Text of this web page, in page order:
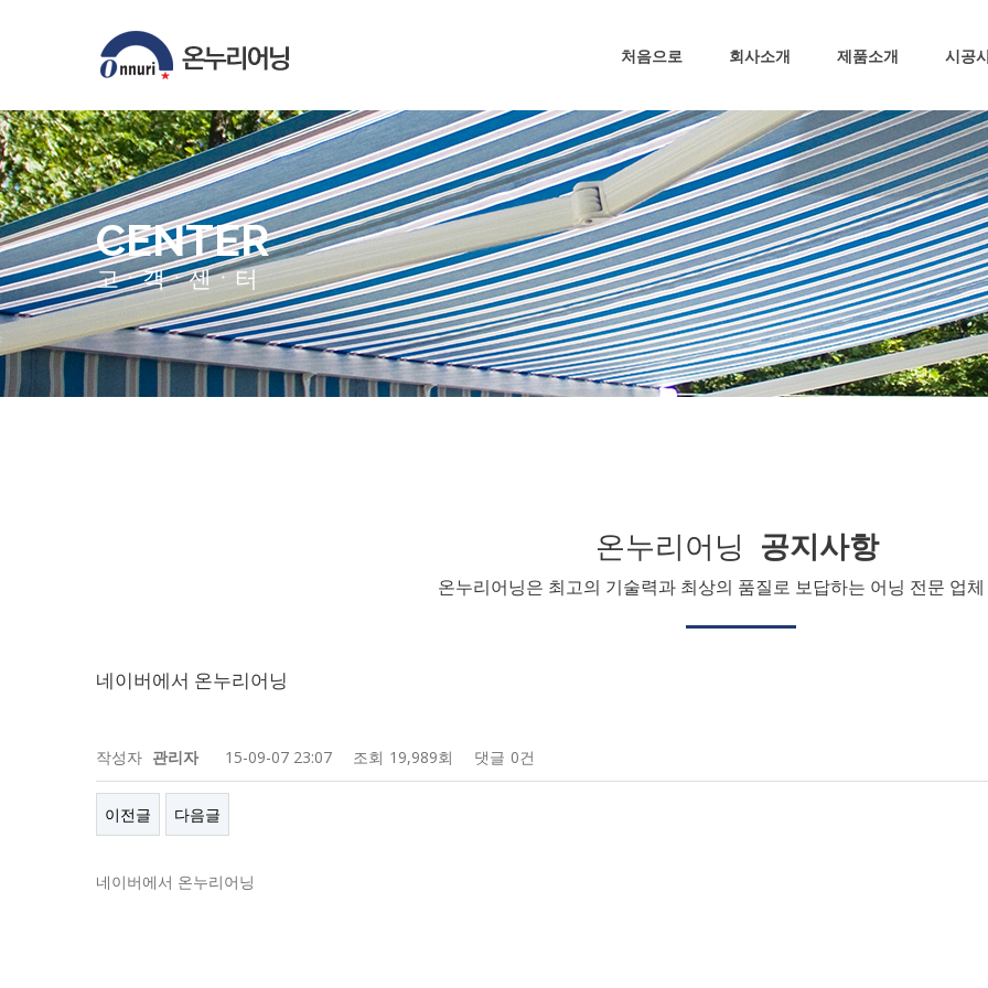
처음으로 회사소개 제품소개 시공
CENTER
고ㆍ객ㆍ센ㆍ터
온누리어닝 공지사항
온누리어닝은 최고의 기술력과 최상의 품질로 보답하는 어닝 전문 업체
네이버에서 온누리어닝
작성자 관리자 15-09-07 23:07 조회 19,989회 댓글 0건
이전글 다음글
네이버에서 온누리어닝